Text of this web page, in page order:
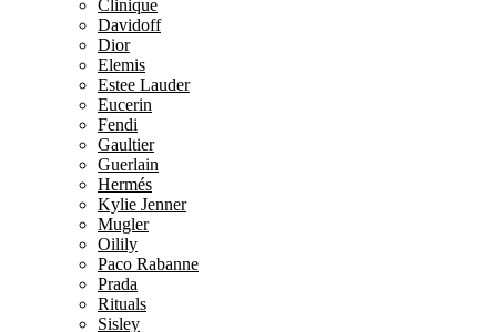
Clinique
Davidoff
Dior
Elemis
Estee Lauder
Eucerin
Fendi
Gaultier
Guerlain
Hermés
Kylie Jenner
Mugler
Oilily
Paco Rabanne
Prada
Rituals
Sisley